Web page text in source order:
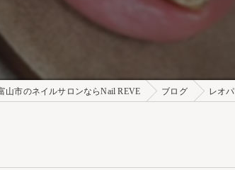
山市のネイルサロンならNail REVE ブログ レオ